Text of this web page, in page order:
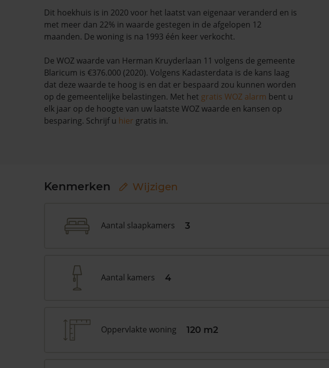
Dit hoekhuis is in 2020 voor het laatst van eigenaar veranderd en is
met meer dan 22% in waarde gestegen in de afgelopen 12
maanden. De woning is na 1993 één keer verkocht.
De WOZ waarde van Herman Kruyderlaan 11 volgens de gemeente
Blaricum is €376.000 (2020). Volgens Kadasterdata is de kans laag
dat deze waarde te hoog is en dat er bespaard zou kunnen worden
op de gemeentelijke belastingen. Met het gratis WOZ alarm bent u
elk jaar op de hoogte van uw laatste WOZ waarde en kansen op
besparing. Schrijf u hier gratis in.
Kenmerken Wijzigen
Aantal slaapkamers 3
Aantal kamers 4
Oppervlakte woning 120 m2